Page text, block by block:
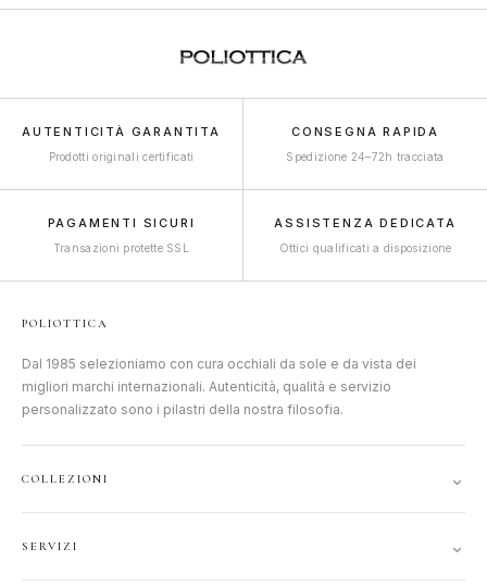
AUTENTICITÀ GARANTITA
Prodotti originali certificati
CONSEGNA RAPIDA
Spedizione 24–72h tracciata
PAGAMENTI SICURI
Transazioni protette SSL
ASSISTENZA DEDICATA
Ottici qualificati a disposizione
POLIOTTICA
Dal 1985 selezioniamo con cura occhiali da sole e da vista dei
migliori marchi internazionali. Autenticità, qualità e servizio
personalizzato sono i pilastri della nostra filosofia.
COLLEZIONI ⌄
SERVIZI ⌄